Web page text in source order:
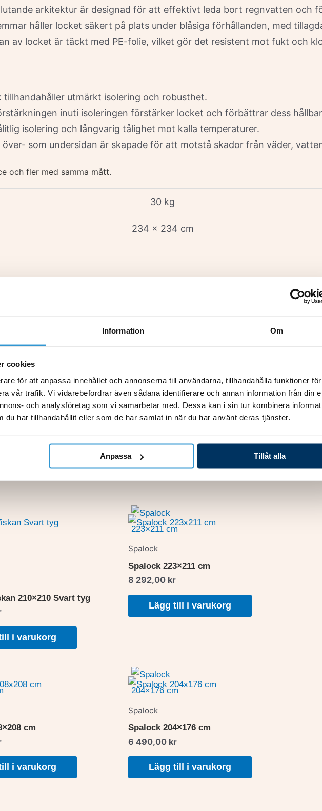
Information Om
cookies
för att anpassa innehållet och annonserna till användarna, tillhandahålla funktioner för
vår trafik. Vi vidarebefordrar även sådana identifierare och annan information från din
och analysföretag som vi samarbetar med. Dessa kan i sin tur kombinera
du har tillhandahållit eller som de har samlat in när du har använt deras tjänster.
Anpassa Tillåt alla
arkitektur är designad för att effektivt leda bort regnvatten och
håller locket säkert på plats under blåsiga förhållanden, med
av locket är täckt med PE-folie, vilket gör det resistent mot fukt och
utmärkt isolering och robusthet.
inuti isoleringen förstärker locket och förbättrar dess
isolering och långvarig tålighet mot kalla temperaturer.
som undersidan är skapade för att motstå skador från väder,
och fler med samma mått.
30 kg
234 × 234 cm
är känt för sin inriktning på innovativ design och användning av
har de fokuserat på att förbättra användarkontrollen över luft- och
Företaget följer nordiska designstandarder, med
ansträngningar att möta regionala klimatutmaningar och underlätta
vilket speglar deras engagemang för produktkvalitet och
en stark närvaro i badkars- och spalockindustrin. De har en
reservdelar till både äldre och nya badkarsmodeller, och har en
210×210 Svart tyg
i varukorg
Spalock
Spalock 223×211 cm
8 292,00 kr
Lägg till i varukorg
cm
i varukorg
Spalock
Spalock 204×176 cm
6 490,00 kr
Lägg till i varukorg